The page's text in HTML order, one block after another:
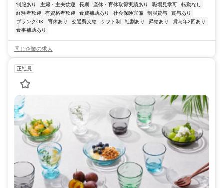
制服あり 主婦・主夫歓迎 長期 産休・育休取得実績あり 職場見学可
転勤なし
経験者歓迎
有資格者歓迎 食費補助あり 社会保険完備 制服貸与
賞与あり
ブランクOK
育休あり 交通費支給 シフト制 社割あり 昇給あり
賞与年2回あり
食事補助あり
同じ企業の求人
正社員